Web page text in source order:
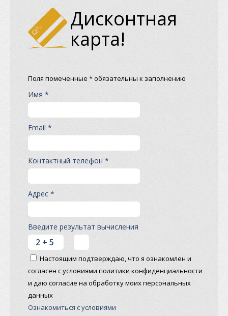
Дисконтная
карта!
Поля помеченные * обязательны к заполнению
Имя *
Email *
Контактный телефон *
Адрес *
Введите результат вычисления
Настоящим подтверждаю, что я ознакомлен и
согласен с условиями политики конфиденциальности
и даю согласие на обработку моих персональных
данных
Ознакомиться с условиями